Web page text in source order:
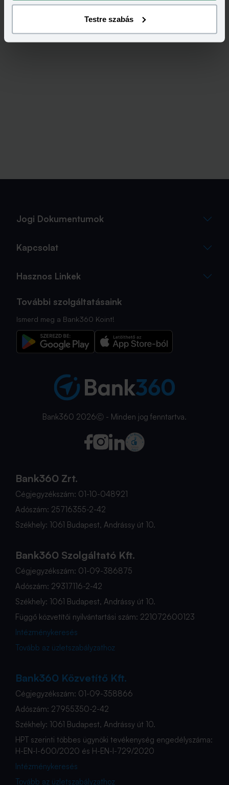
Testre szabás
Jogi Dokumentumok
Kapcsolat
Hasznos Linkek
További szolgáltatásaink
Ismerd meg a Bank360 Koint!
Bank360 2026Ⓒ - Minden jog fenntartva.
Bank360 Zrt.
Cégjegyzékszám: 01-10-048921
Adószám: 25716355-2-42
Székhely: 1061 Budapest, Andrássy út 10.
Bank360 Szolgáltató Kft.
Cégjegyzékszám: 01-09-386875
Adószám: 29317116-2-42
Székhely: 1061 Budapest, Andrássy út 10.
Függő közvetítői nyilvántartási szám: 221072600123
Intézménykeresés
Tovább az üzletszabályzathoz
Bank360 Közvetítő Kft.
Cégjegyzékszám: 01-09-358866
Adószám: 27955350-2-42
Székhely: 1061 Budapest, Andrássy út 10.
HPT szerinti többes ügynöki tevékenység engedélyszáma:
H-EN-I-600/2020 és H-EN-I-729/2020
Intézménykeresés
Tovább az üzletszabályzathoz